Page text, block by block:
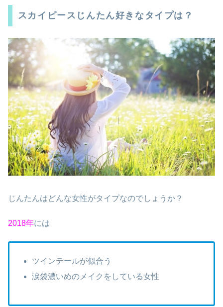
スカイピースじんたん好きなタイプは？
じんたんはどんな女性がタイプなのでしょうか？
2018年には
ツインテールが似合う
涙袋濃いめのメイクをしている女性